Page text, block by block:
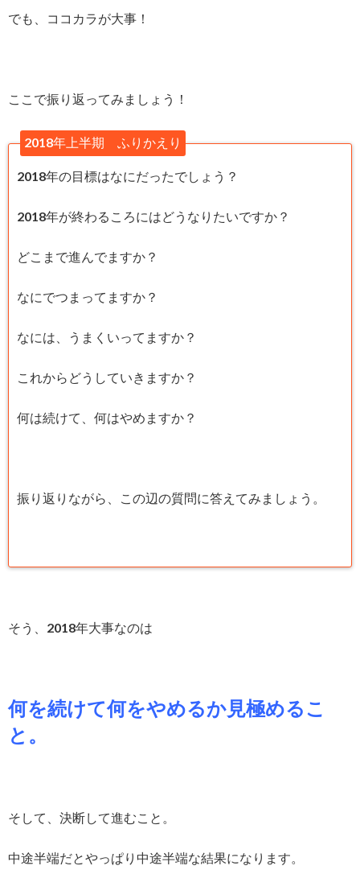
でも、ココカラが大事！
ここで振り返ってみましょう！
2018年上半期 ふりかえり
2018年の目標はなにだったでしょう？
2018年が終わるころにはどうなりたいですか？
どこまで進んでますか？
なにでつまってますか？
なには、うまくいってますか？
これからどうしていきますか？
何は続けて、何はやめますか？
振り返りながら、この辺の質問に答えてみましょう。
そう、2018年大事なのは
何を続けて何をやめるか見極めるこ
と。
そして、決断して進むこと。
中途半端だとやっぱり中途半端な結果になります。